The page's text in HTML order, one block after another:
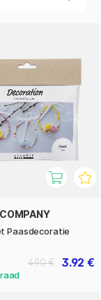
Paasdecoratie
3.92 €
4.90 €